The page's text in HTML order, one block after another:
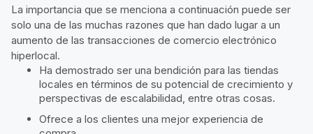
La importancia que se menciona a continuación puede ser
solo una de las muchas razones que han dado lugar a un
aumento de las transacciones de comercio electrónico
hiperlocal.
Ha demostrado ser una bendición para las tiendas
locales en términos de su potencial de crecimiento y
perspectivas de escalabilidad, entre otras cosas.
Ofrece a los clientes una mejor experiencia de